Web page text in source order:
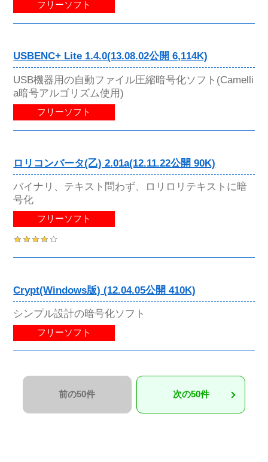
フリーソフト
USBENC+ Lite 1.4.0(13.08.02公開 6,114K)
USB機器用の自動ファイル圧縮暗号化ソフト(Camelli
a暗号アルゴリズム使用)
フリーソフト
ロリコンバータ(乙) 2.01a(12.11.22公開 90K)
バイナリ、テキスト問わず、ロリロリテキストに暗
号化
フリーソフト
Crypt(Windows版) (12.04.05公開 410K)
シンプル設計の暗号化ソフト
フリーソフト
前の50件 次の50件